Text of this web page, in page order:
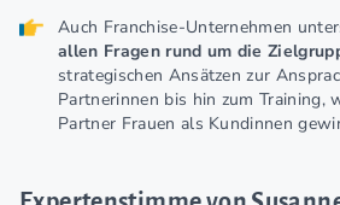
Auch Franchise-Unternehmen
allen Fragen rund um die
strategischen Ansätzen zur
Partnerinnen bis hin zum Training,
Partner Frauen als Kundinnen